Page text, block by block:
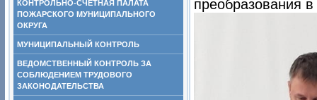
КОНТРОЛЬНО-СЧЕТНАЯ ПАЛАТА
ПОЖАРСКОГО МУНИЦИПАЛЬНОГО
ОКРУГА
МУНИЦИПАЛЬНЫЙ КОНТРОЛЬ
ВЕДОМСТВЕННЫЙ КОНТРОЛЬ ЗА
СОБЛЮДЕНИЕМ ТРУДОВОГО
ЗАКОНОДАТЕЛЬСТВА
преобразования